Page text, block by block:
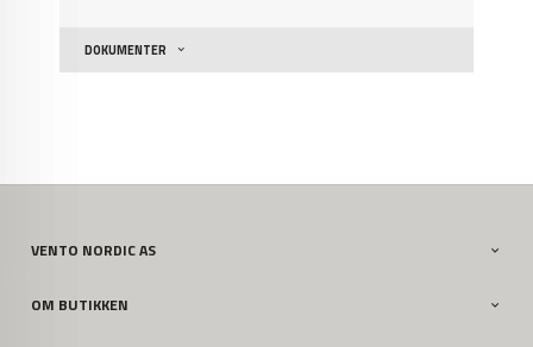
DOKUMENTER
VENTO NORDIC AS
OM BUTIKKEN